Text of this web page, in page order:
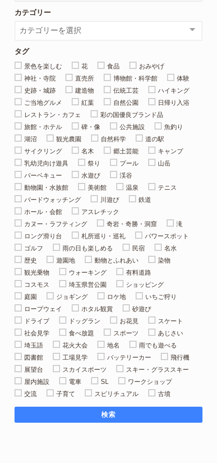
カテゴリー
タグ
景色を楽しむ 花 食品
おみやげ
神社・寺院
直売所 博物館・科学館
体験
史跡・城跡
建造物 伝統工芸
ハイキング
ご当地グルメ
紅葉 自然公園
日帰り入浴
レストラン・カフェ
彩の国優良ブランド品
旅館・ホテル
碑・像 公共施設
魚釣り
湖沼
観光農園 自然科学
道の駅
サイクリング
名木 郷土芸能
キャンプ
乳幼児向け遊具
祭り プール
山岳
バーベキュー
水遊び
渓谷
動物園・水族館
美術館 温泉
テニス
バードウォッチング
川遊び
鉄道
ホール・会館
アスレチック
カヌー・ラフティング
奇岩・奇勝・洞窟
滝
ロング滑り台
札所巡り・巡礼
パワースポット
ゴルフ
雨の日も楽しめる 民宿
名水
歴史
遊園地 動物とふれあい
染物
観光乗物
ウォーキング
有料道路
コスモス
埼玉県営公園
ショッピング
庭園
ジョギング ロケ地
いちご狩り
ロープウェイ
ホタル観賞
砂遊び
ドライブ
ドッグラン お花見
スケート
社会見学
食べ放題 スポーツ
あじさい
埼玉語
花火大会 地名
雨でも遊べる
図書館
工場見学 バッテリーカー
飛行機
展望台
スカイスポーツ
スキー・グラススキー
屋内施設
電車 SL
ワークショップ
交流
子育て スピリチュアル 古墳
検索